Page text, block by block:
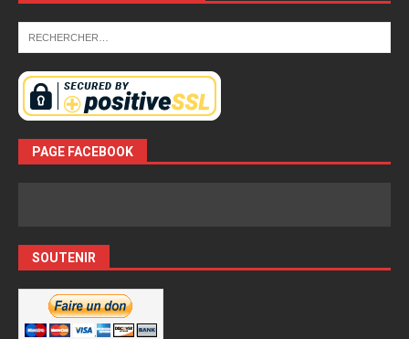
PAGE FACEBOOK
SOUTENIR